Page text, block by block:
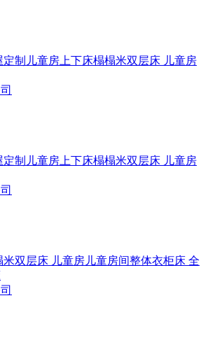
制儿童房上下床榻榻米双层床 儿童房
制儿童房上下床榻榻米双层床 儿童房
双层床 儿童房儿童房间整体衣柜床 全